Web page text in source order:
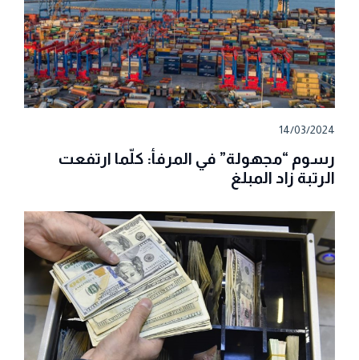
14/03/2024
رسوم “مجهولة” في المرفأ: كلّما ارتفعت
الرتبة زاد المبلغ